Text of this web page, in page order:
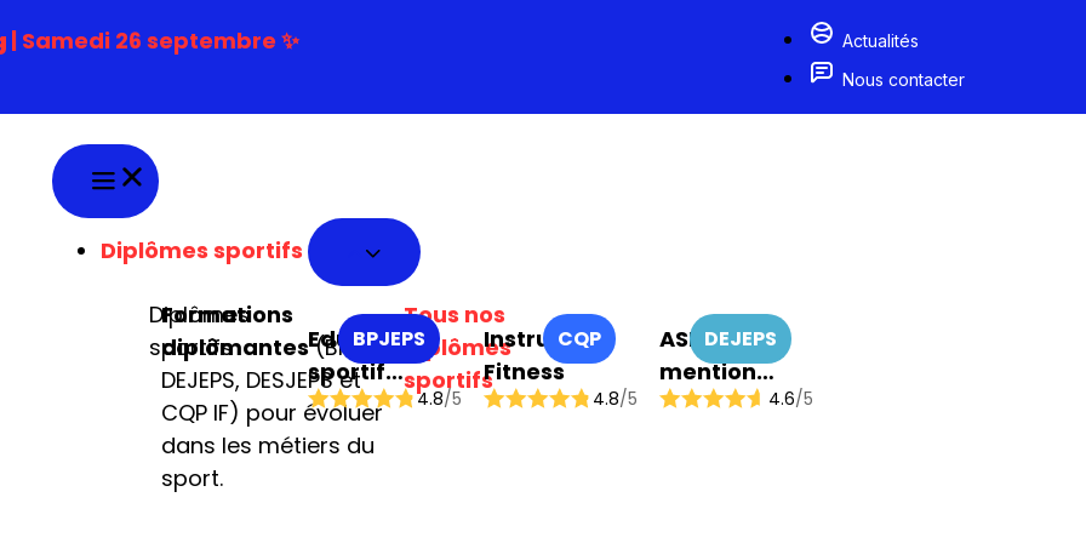
| Samedi 26 septembre ✨
Actualités
Nous contacter
Diplômes sportifs
Diplômes
sportifs
Formations
diplômantes(BPJEPS,
DEJEPS, DESJEPS et
CQP IF) pour évoluer
dans les métiers du
sport.
Tous nos
diplômes
sportifs
BPJEPS
Educateur
sportif
mention
multi-
4.8/5
CQP
Instructeur
Fitness
4.8/5
DEJEPS
ASEC
mention
Coordination
4.6/5